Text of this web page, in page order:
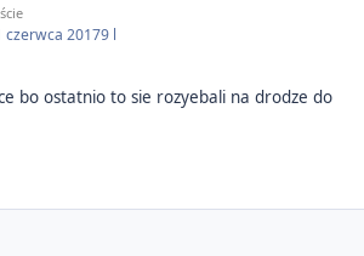
czerwca 20179 l
bo ostatnio to sie rozyebali na drodze do